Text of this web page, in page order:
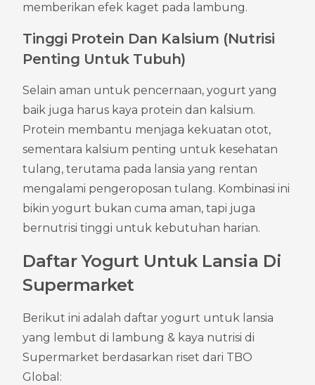
memberikan efek kaget pada lambung.
Tinggi Protein Dan Kalsium (Nutrisi
Penting Untuk Tubuh)
Selain aman untuk pencernaan, yogurt yang
baik juga harus kaya protein dan kalsium.
Protein membantu menjaga kekuatan otot,
sementara kalsium penting untuk kesehatan
tulang, terutama pada lansia yang rentan
mengalami pengeroposan tulang. Kombinasi ini
bikin yogurt bukan cuma aman, tapi juga
bernutrisi tinggi untuk kebutuhan harian.
Daftar Yogurt Untuk Lansia Di
Supermarket
Berikut ini adalah daftar yogurt untuk lansia
yang lembut di lambung & kaya nutrisi di
Supermarket berdasarkan riset dari TBO
Global: